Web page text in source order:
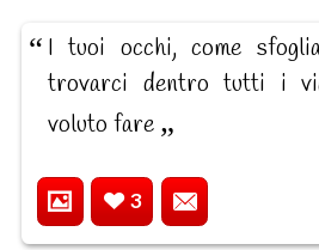
I tuoi occhi, come
trovarci dentro tutti i
voluto fare
3